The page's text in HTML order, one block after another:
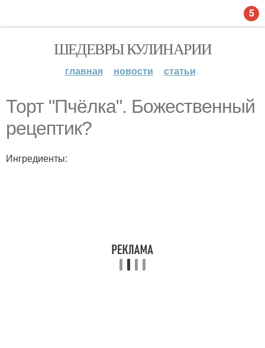
ШЕДЕВРЫ КУЛИНАРИИ
главная новости статьи
Торт "Пчёлка". Божественный
рецептик?
Ингредиенты:
5